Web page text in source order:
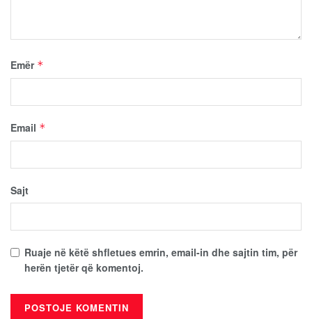
Emër *
Email *
Sajt
Ruaje në këtë shfletues emrin, email-in dhe sajtin tim, për
herën tjetër që komentoj.